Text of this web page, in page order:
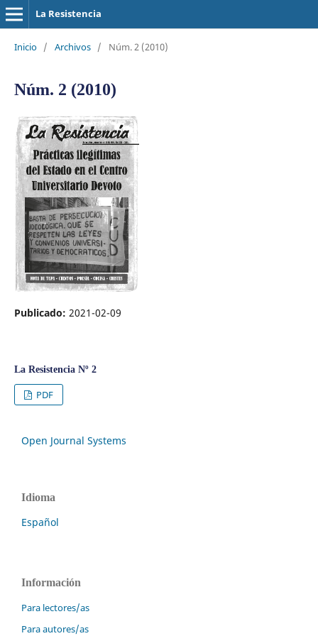
La Resistencia
Inicio / Archivos / Núm. 2 (2010)
Núm. 2 (2010)
Publicado: 2021-02-09
La Resistencia Nº 2
PDF
Open Journal Systems
Idioma
Español
Información
Para lectores/as
Para autores/as